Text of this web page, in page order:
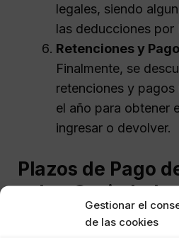
Gestionar el
de las cookies
legales, siendo
las deducciones por
Retenciones y
Finalmente, se
retenciones y
el año para obtener
ingresar o devolver.
Plazos de Pago
sobre